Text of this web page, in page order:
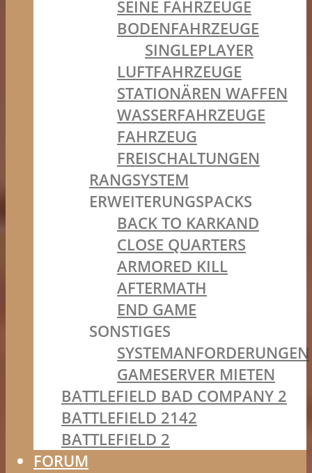
SEINE FAHRZEUGE
BODENFAHRZEUGE
SINGLEPLAYER
LUFTFAHRZEUGE
STATIONÄREN WAFFEN
WASSERFAHRZEUGE
FAHRZEUG
FREISCHALTUNGEN
RANGSYSTEM
ERWEITERUNGSPACKS
BACK TO KARKAND
CLOSE QUARTERS
ARMORED KILL
AFTERMATH
END GAME
SONSTIGES
SYSTEMANFORDERUNGEN
GAMESERVER MIETEN
BATTLEFIELD BAD COMPANY 2
BATTLEFIELD 2142
BATTLEFIELD 2
FORUM